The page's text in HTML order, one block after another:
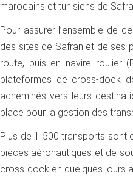
marocains et tunisiens de
Pour assurer l’ensemble de
des sites de Safran et de ses
route, puis en navire roulier
plateformes de cross-dock
acheminés vers leurs
place pour la gestion des
Plus de 1 500 transports sont
pièces aéronautiques et de
cross-dock en quelques jours